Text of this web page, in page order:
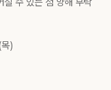
)